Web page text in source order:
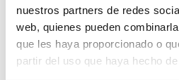
nuestros partners de redes
web, quienes pueden
que les haya proporcionado o
partir del uso que haya hecho
valvula fondo laton 2 1/